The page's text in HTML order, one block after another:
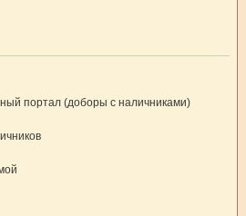
портал (доборы с наличниками)